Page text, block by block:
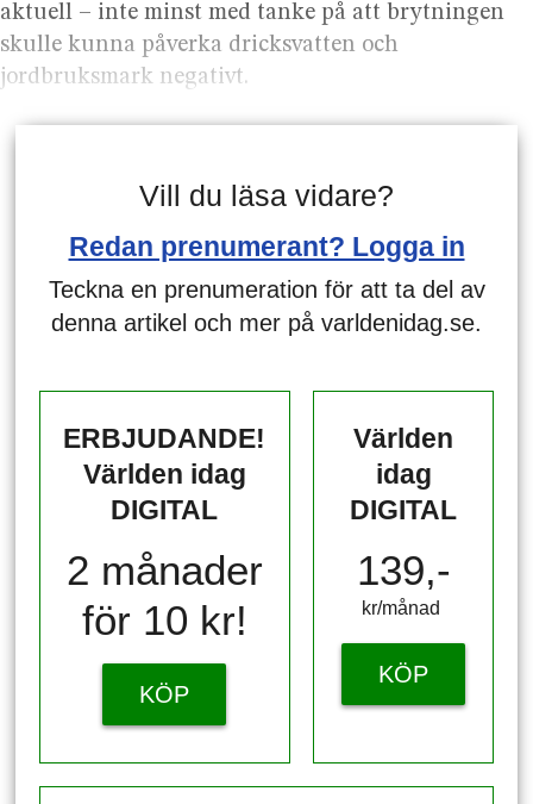
aktuell – inte minst med tanke på att brytningen
skulle kunna påverka dricks­vatten och
jordbruks­mark negativt.
Vill du läsa vidare?
Redan prenumerant? Logga in
Teckna en prenumeration för att ta del av
denna artikel och mer på varldenidag.se.
ERBJUDANDE!
Världen idag
DIGITAL
2 månader
för 10 kr!
KÖP
Världen
idag
DIGITAL
139,-
kr/månad ​​​​​​
KÖP